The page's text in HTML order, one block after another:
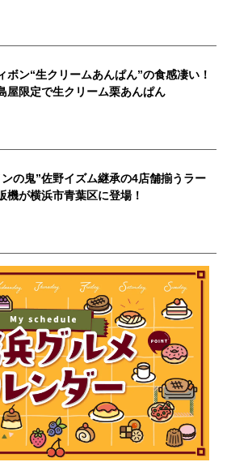
ボン“生クリームあんぱん”の食感凄い！
屋限定で生クリーム栗あんぱん
ンの鬼”佐野イズム継承の4店舗揃うラー
機が横浜市青葉区に登場！